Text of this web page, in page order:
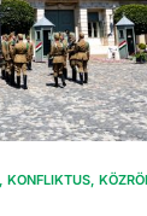
KONFLIKTUS